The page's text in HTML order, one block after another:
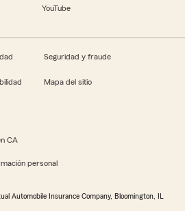
YouTube
Seguridad y fraude
Mapa del sitio
CA
personal
Automobile Insurance Company, Bloomington, IL